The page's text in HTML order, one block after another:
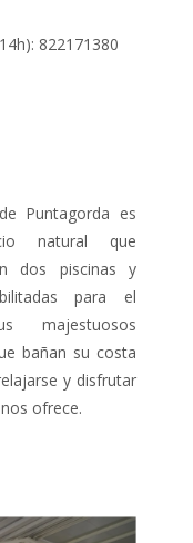
822171380
Puntagorda es
natural que
dos piscinas y
para el
majestuosos
bañan su costa
y disfrutar
ofrece.